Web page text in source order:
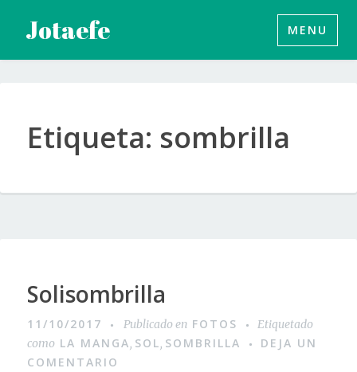
contenido
Jotaefe MENU
Etiqueta: sombrilla
Solisombrilla
11/10/2017 Publicado en FOTOS
Etiquetado
como LA MANGA, SOL, SOMBRILLA
DEJA UN
COMENTARIO